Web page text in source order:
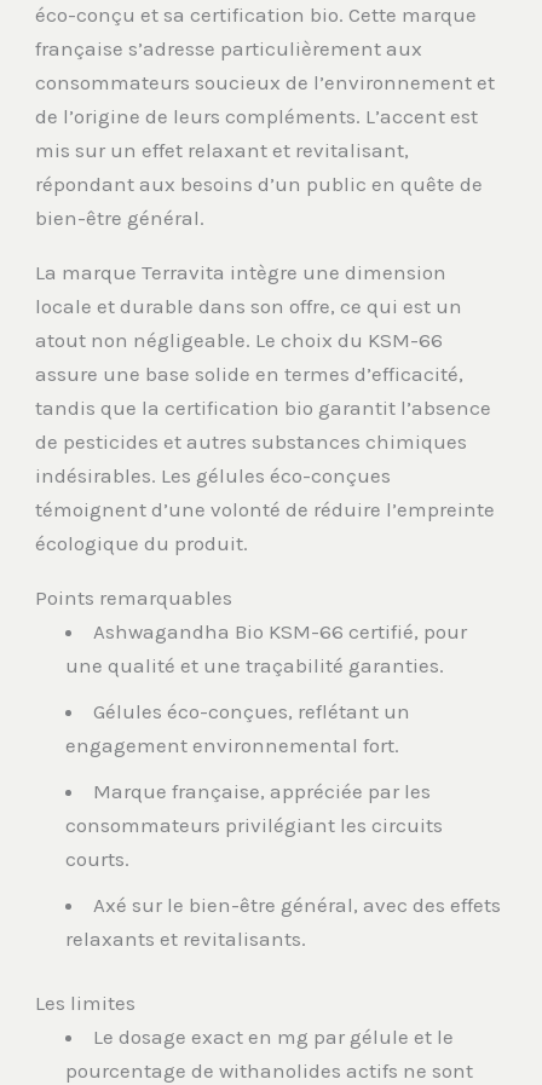
éco-conçu et sa certification bio. Cette marque
française s’adresse particulièrement aux
consommateurs soucieux de l’environnement et
de l’origine de leurs compléments. L’accent est
mis sur un effet relaxant et revitalisant,
répondant aux besoins d’un public en quête de
bien-être général.
La marque Terravita intègre une dimension
locale et durable dans son offre, ce qui est un
atout non négligeable. Le choix du KSM-66
assure une base solide en termes d’efficacité,
tandis que la certification bio garantit l’absence
de pesticides et autres substances chimiques
indésirables. Les gélules éco-conçues
témoignent d’une volonté de réduire l’empreinte
écologique du produit.
Points remarquables
Ashwagandha Bio KSM-66 certifié, pour
une qualité et une traçabilité garanties.
Gélules éco-conçues, reflétant un
engagement environnemental fort.
Marque française, appréciée par les
consommateurs privilégiant les circuits
courts.
Axé sur le bien-être général, avec des effets
relaxants et revitalisants.
Les limites
Le dosage exact en mg par gélule et le
pourcentage de withanolides actifs ne sont